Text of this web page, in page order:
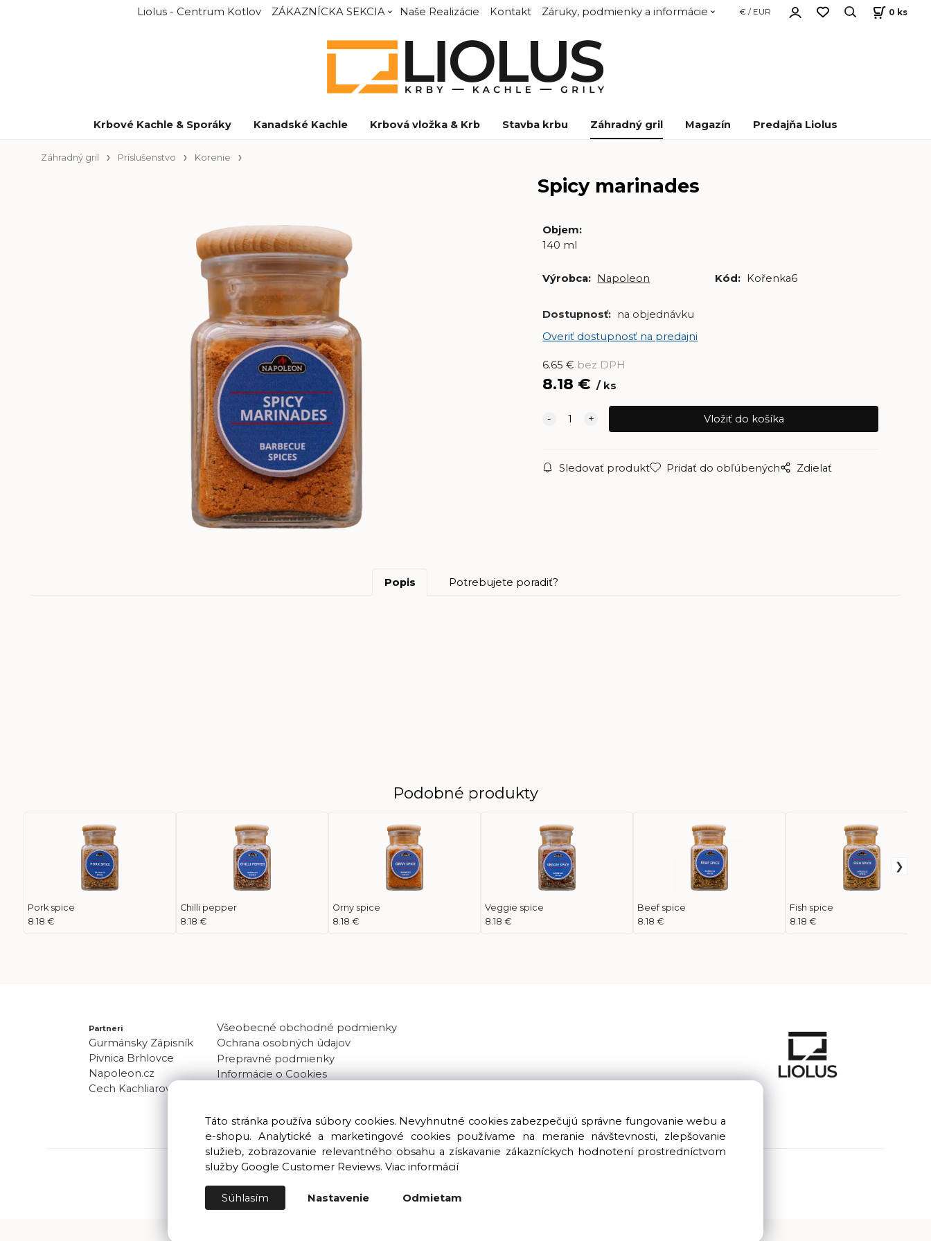
Liolus - Centrum Kotlov ZÁKAZNÍCKA SEKCIA Naše Realizácie Kontakt Záruky, podmienky a informácie € / EUR 0 ks
Krbové Kachle & Sporáky Kanadské Kachle Krbová vložka & Krb Stavba krbu Záhradný gril Magazín Predajňa Liolus
Záhradný gril Príslušenstvo Korenie
Spicy marinades
Objem:
140 ml
Výrobca: Napoleon Kód: Kořenka6
Dostupnosť: na objednávku
Overiť dostupnosť na predajni
6.65 € bez DPH
8.18 € ks
Sledovať produkt Pridať do obľúbených Zdielať
Popis Potrebujete poradiť?
Podobné produkty
Pork spice
8.18 €
Chilli pepper
8.18 €
Orny spice
8.18 €
Veggie spice
8.18 €
Beef spice
8.18 €
Fish spice
8.18 €
Partneri
Gurmánsky Zápisník
Pivnica Brhlovce
Napoleon.cz
Cech Kachliarov
Všeobecné obchodné podmienky
Ochrana osobných údajov
Prepravné podmienky
Informácie o Cookies
Copyright © 2016 – 2026 LIOLUS s.r.o. Všetky práva vyhradené.
Ku Bratke 11, Levice, 934 05
Táto stránka používa súbory cookies. Nevyhnutné cookies zabezpečujú správne fungovanie webu a
e-shopu. Analytické a marketingové cookies používame na meranie návštevnosti, zlepšovanie
služieb, zobrazovanie relevantného obsahu a získavanie zákazníckych hodnotení prostredníctvom
služby Google Customer Reviews. Viac informácií
Súhlasím Nastavenie Odmietam